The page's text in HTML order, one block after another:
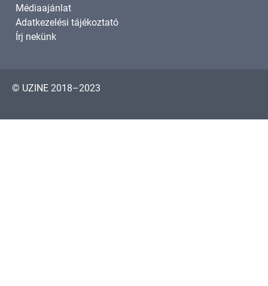
Médiaajánlat
Adatkezelési tájékoztató
Írj nekünk
© UZINE 2018–2023